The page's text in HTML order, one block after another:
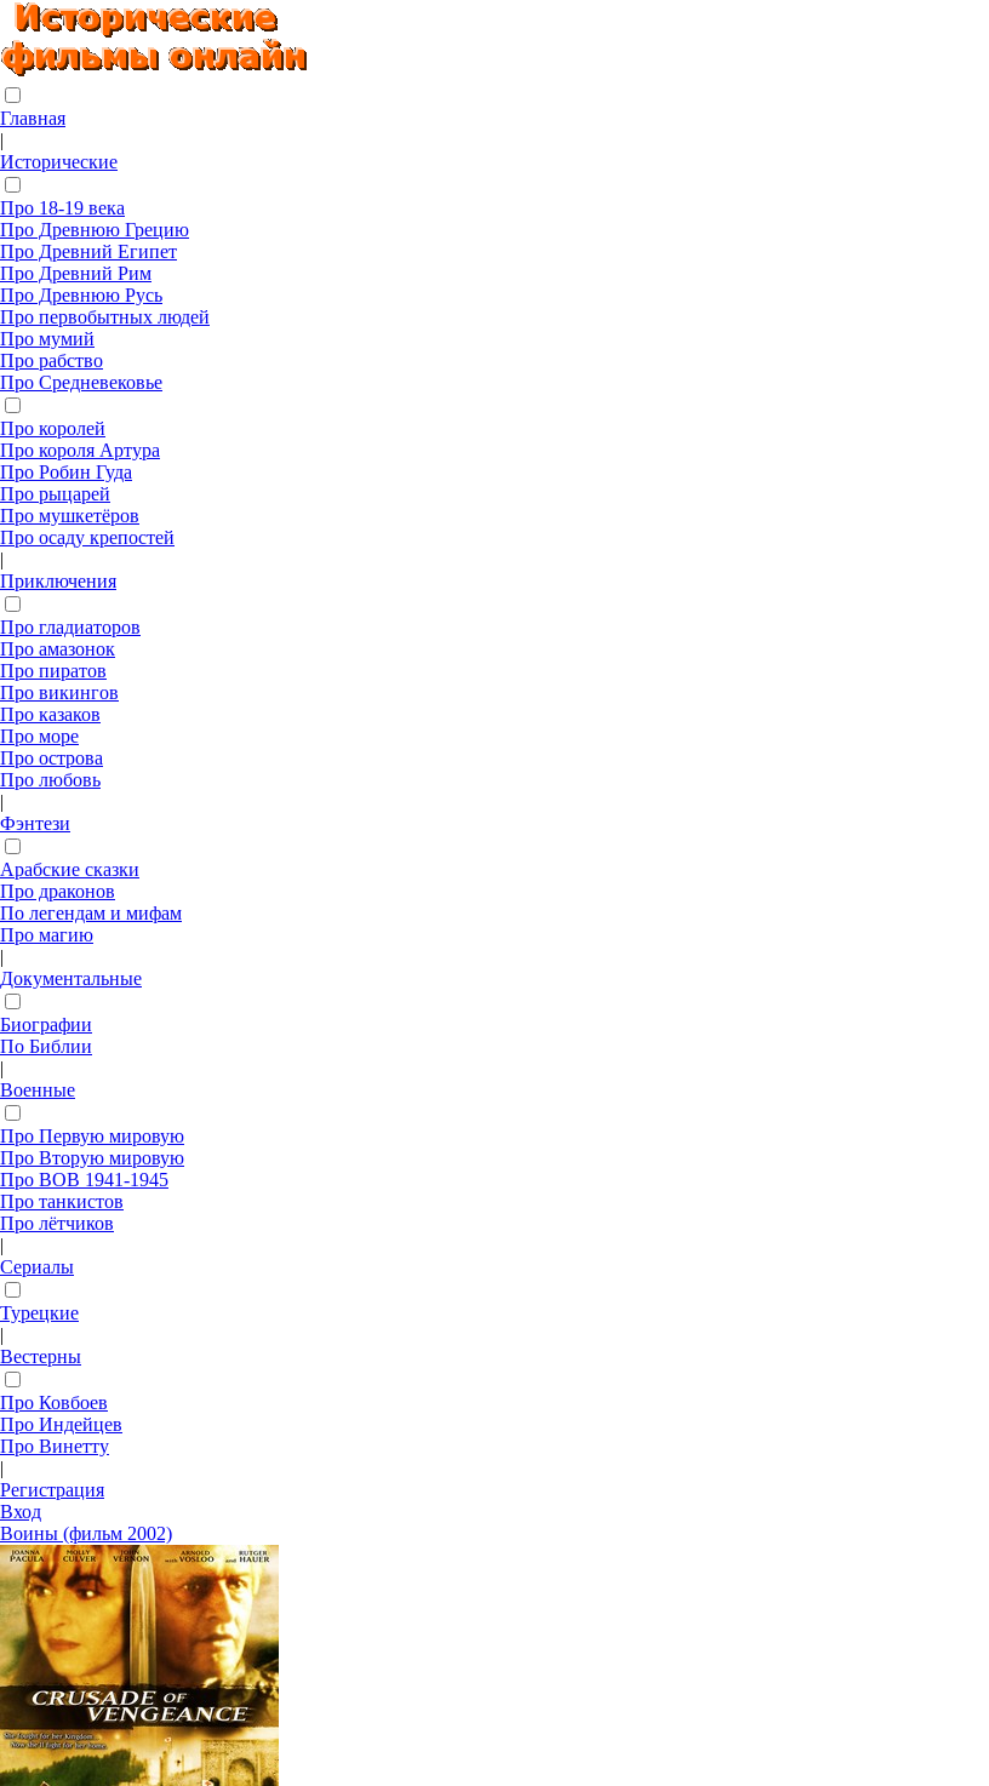
Главная
|
Исторические
Про 18-19 века
Про Древнюю Грецию
Про Древний Египет
Про Древний Рим
Про Древнюю Русь
Про первобытных людей
Про мумий
Про рабство
Про Средневековье
Про королей
Про короля Артура
Про Робин Гуда
Про рыцарей
Про мушкетёров
Про осаду крепостей
|
Приключения
Про гладиаторов
Про амазонок
Про пиратов
Про викингов
Про казаков
Про море
Про острова
Про любовь
|
Фэнтези
Арабские сказки
Про драконов
По легендам и мифам
Про магию
|
Документальные
Биографии
По Библии
|
Военные
Про Первую мировую
Про Вторую мировую
Про ВОВ 1941-1945
Про танкистов
Про лётчиков
|
Сериалы
Турецкие
|
Вестерны
Про Ковбоев
Про Индейцев
Про Винетту
|
Регистрация
Вход
Воины (фильм 2002)